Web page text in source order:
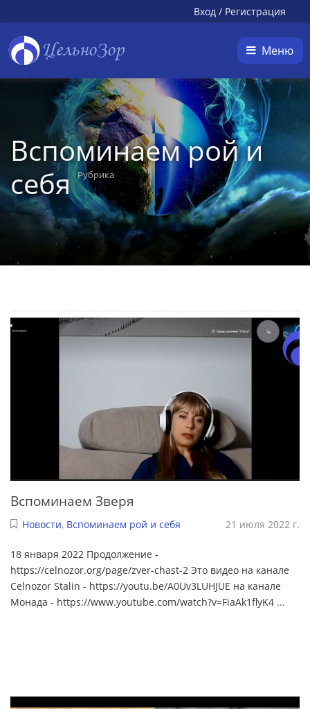
Вход / Регистрация
ЦельноЗор Меню
Вспоминаем рой и
себяРубрика
Вспоминаем Зверя
Новости, Вспоминаем рой и себя 21 июля 2022 г.
18 января 2022 Продолжение -
https://celnozor.org/page/zver-chast-2 Это видео на канале
Celnozor Stalin - https://youtu.be/A0Uv3LUHJUE на канале
Монада - https://www.youtube.com/watch?v=FiaAk1flyK4 ...